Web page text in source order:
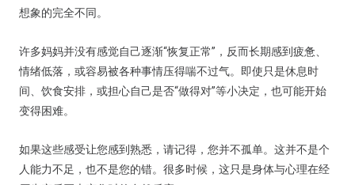
想象的完全不同。
许多妈妈并没有感觉自己逐渐“恢复正常”，反而长期感到疲惫、
情绪低落，或容易被各种事情压得喘不过气。即使只是休息时
间、饮食安排，或担心自己是否“做得对”等小决定，也可能开始
变得困难。
如果这些感受让您感到熟悉，请记得，您并不孤单。这并不是个
人能力不足，也不是您的错。很多时候，这只是身体与心理在经